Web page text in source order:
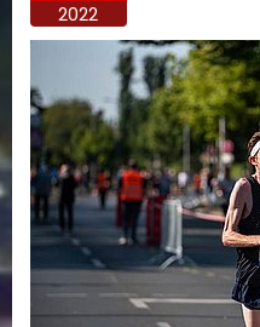
2022